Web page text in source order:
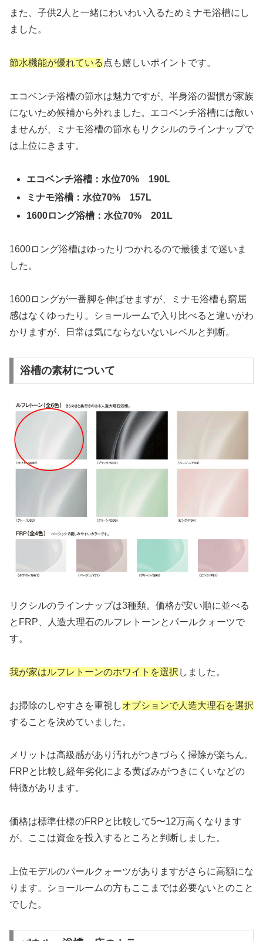
また、子供2人と一緒にわいわい入るためミナモ浴槽にし
ました。
節水機能が優れている 点も嬉しいポイントです。
エコベンチ浴槽の節水は魅力ですが、半身浴の習慣が家族
にないため候補から外れました。エコベンチ浴槽には敵い
ませんが、ミナモ浴槽の節水もリクシルのラインナップで
は上位にきます。
エコベンチ浴槽：水位70% 190L
ミナモ浴槽：水位70% 157L
1600ロング浴槽：水位70% 201L
1600ロング浴槽はゆったりつかれるので最後まで迷いま
した。
1600ロングが一番脚を伸ばせますが、ミナモ浴槽も窮屈
感はなくゆったり。ショールームで入り比べると違いがわ
かりますが、日常は気にならないないレベルと判断。
浴槽の素材について
リクシルのラインナップは3種類。価格が安い順に並べる
とFRP、人造大理石のルフレトーンとパールクォーツで
す。
我が家はルフレトーンのホワイトを選択 しました。
お掃除のしやすさを重視しオプションで人造大理石を選択
することを決めていました。
メリットは高級感があり汚れがつきづらく掃除が楽ちん。
FRPと比較し経年劣化による黄ばみがつきにくいなどの
特徴があります。
価格は標準仕様のFRPと比較して5〜12万高くなります
が、ここは資金を投入するところと判断しました。
上位モデルのパールクォーツがありますがさらに高額にな
ります。ショールームの方もここまでは必要ないとのこと
でした。